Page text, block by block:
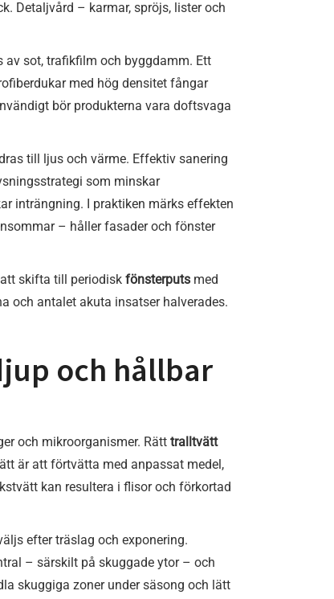
Detaljvård – karmar, spröjs, lister och
av sot, trafikfilm och byggdamm. Ett
med hög densitet fångar
bör produkterna vara doftsvaga
till ljus och värme. Effektiv sanering
som minskar
inträngning. I praktiken märks effekten
– håller fasader och fönster
skifta till periodisk fönsterputs med
och antalet akuta insatser halverades.
och hållbar
och mikroorganismer. Rätt tralltvätt
är att förtvätta med anpassat medel,
kan resultera i flisor och förkortad
efter träslag och exponering.
– särskilt på skuggade ytor – och
skuggiga zoner under säsong och lätt